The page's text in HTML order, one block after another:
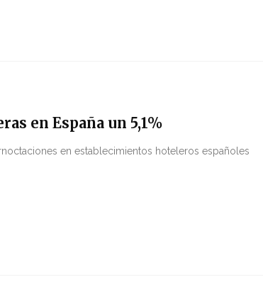
en España un 5,1%
en establecimientos hoteleros españoles